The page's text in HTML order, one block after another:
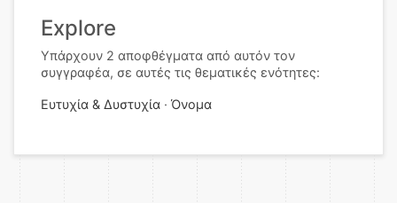
Explore
Υπάρχουν 2 αποφθέγματα από αυτόν τον
συγγραφέα, σε αυτές τις θεματικές ενότητες:
Ευτυχία & Δυστυχία Όνομα